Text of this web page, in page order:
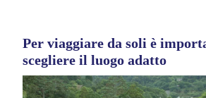
Per viaggiare da soli è
scegliere il luogo adatto